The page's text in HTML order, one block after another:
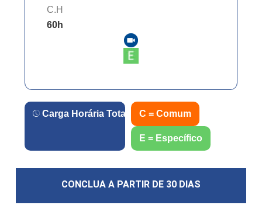
C.H
60h
Carga Horária Total: 60h.
C = Comum
E = Específico
CONCLUA A PARTIR DE 30 DIAS